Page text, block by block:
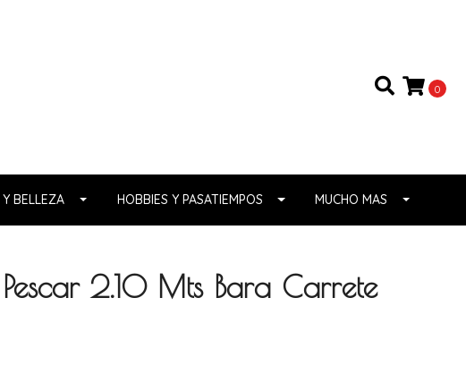
0
BELLEZA HOBBIES Y PASATIEMPOS MUCHO MAS
2.10 Mts Bara Carrete